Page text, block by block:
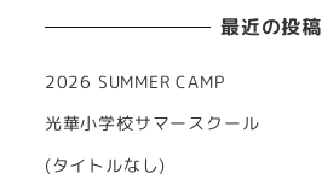
最近の投稿
2026 SUMMER CAMP
光華小学校サマースクール
(タイトルなし)